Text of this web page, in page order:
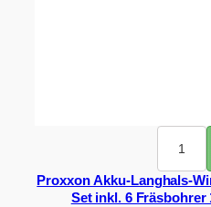
Proxxon Akku-Langhals-
Set inkl. 6 Fräsbohrer